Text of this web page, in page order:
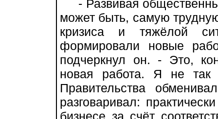
- Развивая
может быть, самую
кризиса и тяжёлой
формировали новые
подчеркнул он. - Это,
новая работа. Я не так
Правительства
разговаривал:
бизнесе за счёт